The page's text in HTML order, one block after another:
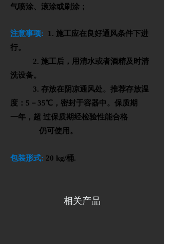
气喷涂、滚涂或刷涂；
注意事项: 1. 施工应在良好通风条件下进
行。
2. 施工后，用清水或者酒精及时清
洗设备。
3. 存放在阴凉通风处。推荐存放温
度： 5 － 35℃ ，密封于容器中。保质期
一年，超 过保质期经检验性能合格
仍可使用。
包装形式: 20 kg/桶.
相关产品